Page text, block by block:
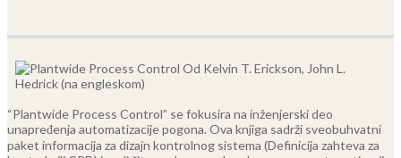
“Plantwide Process Control” se fokusira na inženjerski deo
unapređenja automatizacije pogona. Ova knjiga sadrži sveobuhvatni
paket informacija za dizajn kontrolnog sistema (Definicija zahteva za